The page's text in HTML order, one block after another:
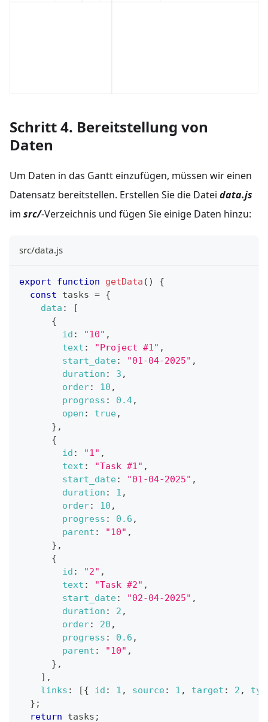
Schritt 4. Bereitstellung von
Daten
Um Daten in das Gantt einzufügen, müssen wir einen
Datensatz bereitstellen. Erstellen Sie die Datei data.js
im src/-Verzeichnis und fügen Sie einige Daten hinzu:
src/data.js
export function getData ( )
{
const tasks = {
data :
[
{
id : "10" ,
text : "Project #1" ,
start_date: "01-04-2025" ,
duration : 3 ,
order: 10 ,
progress : 0.4,
open : true,
} ,
{
id : "1" ,
text : "Task #1" ,
start_date: "01-04-2025" ,
duration : 1 ,
order: 10 ,
progress : 0.6 ,
parent : "10" ,
} ,
{
id : "2" ,
text : "Task #2" ,
start_date: "02-04-2025" ,
duration : 2 ,
order: 20 ,
progress : 0.6 ,
parent : "10" ,
} ,
] ,
links : [{ id : 1 , source: 1 , target : 2 ,
} ;
return tasks ;